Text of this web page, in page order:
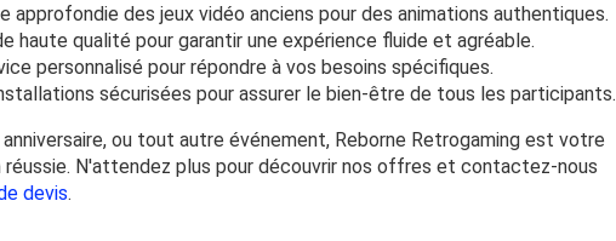
approfondie des jeux vidéo anciens pour des animations authentiques.
haute qualité pour garantir une expérience fluide et agréable.
personnalisé pour répondre à vos besoins spécifiques.
sécurisées pour assurer le bien-être de tous les participants.
anniversaire, ou tout autre événement, Reborne Retrogaming est votre
réussie. N'attendez plus pour découvrir nos offres et contactez-nous
devis.